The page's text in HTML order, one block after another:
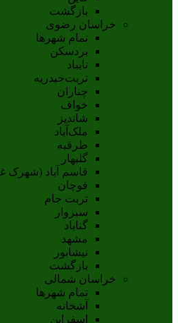
بازگشت
خراسان رضوی
تمام شهر‌ها
بردسکن
تایباد
تربت‌حیدریه
چناران
خواف
شاندیز
ملک‌آباد
طرقبه
گلبهار
قاسم آباد (شهرک
قوچان
تربت جام
سبزوار
گناباد
مشهد
نيشابور
بازگشت
خراسان شمالی
تمام شهر‌ها
آشخانه
اسفراين